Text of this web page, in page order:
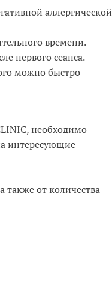
аллергической
времени.
первого сеанса.
можно быстро
необходимо
интересующие
также от количества